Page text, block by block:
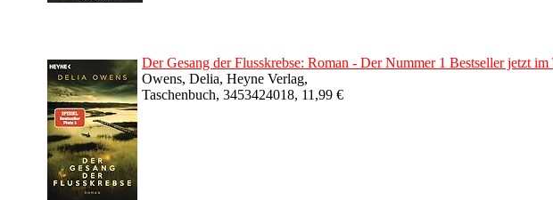
Der Gesang der Flusskrebse: Roman - Der Nummer 1 Bestseller jetzt
Owens, Delia, Heyne Verlag,
Taschenbuch, 3453424018, 11,99 €